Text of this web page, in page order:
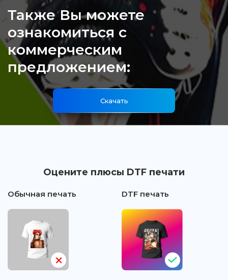
Также Вы можете
ознакомиться с
коммерческим
предложением:
Скачать
Оцените плюсы DTF печати
Обычная печать DTF печать